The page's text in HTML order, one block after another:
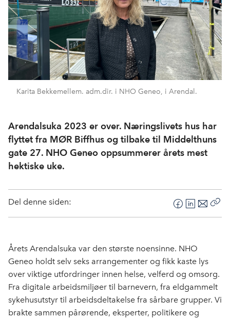
Karita Bekkemellem. adm.dir. i NHO Geneo, i Arendal.
Arendalsuka 2023 er over. Næringslivets hus har
flyttet fra MØR Biffhus og tilbake til Middelthuns
gate 27. NHO Geneo oppsummerer årets mest
hektiske uke.
Del denne siden:
F
a
e
b
o
L
i
k
e
I
n
E
-
o
s
Årets Arendalsuka var den største noensinne. NHO
Geneo holdt selv seks arrangementer og fikk kaste lys
over viktige utfordringer innen helse, velferd og omsorg.
Fra digitale arbeidsmiljøer til barnevern, fra eldgammelt
sykehusutstyr til arbeidsdeltakelse fra sårbare grupper. Vi
brakte sammen pårørende, eksperter, politikere og